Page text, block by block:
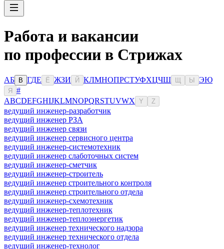
Работа и вакансии
по профессии в Стрижах
АБ В ГДЕ Ё ЖЗИ Й КЛМНОПРСТУФХЦЧШ Ы ЭЮ
Я
#
ABCDEFGHIJKLMNOPQRSTUVWX Y Z
ведущий инженер-разработчик
ведущий инженер РЗА
ведущий инженер связи
ведущий инженер сервисного центра
ведущий инженер-системотехник
ведущий инженер слаботочных систем
ведущий инженер-сметчик
ведущий инженер-строитель
ведущий инженер строительного контроля
ведущий инженер строительного отдела
ведущий инженер-схемотехник
ведущий инженер-теплотехник
ведущий инженер-теплоэнергетик
ведущий инженер технического надзора
ведущий инженер технического отдела
ведущий инженер-технолог